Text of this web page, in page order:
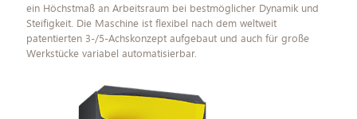
ein Höchstmaß an Arbeitsraum bei bestmöglicher Dynamik und
Steifigkeit. Die Maschine ist flexibel nach dem weltweit
patentierten 3-/5-Achskonzept aufgebaut und auch für große
Werkstücke variabel automatisierbar.